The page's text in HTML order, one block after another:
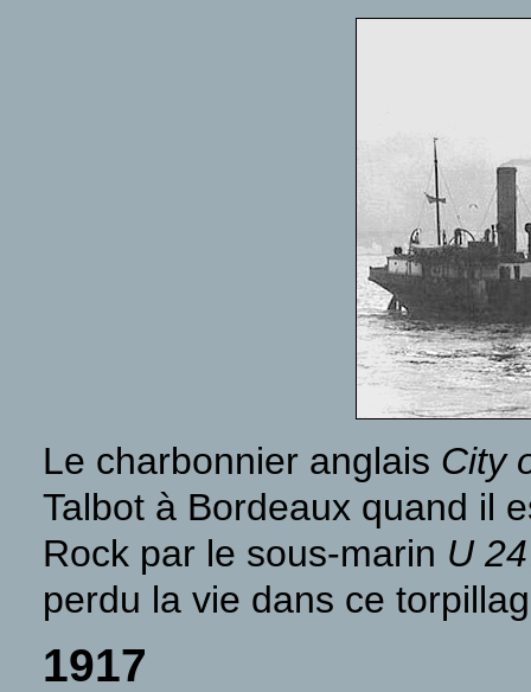
Le charbonnier anglais City
Talbot à Bordeaux quand il
Rock par le sous-marin U 24
perdu la vie dans ce
1917